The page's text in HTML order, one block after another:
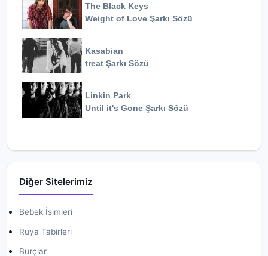
The Black Keys
Weight of Love Şarkı Sözü
Kasabian
treat Şarkı Sözü
Linkin Park
Until it's Gone Şarkı Sözü
Diğer Sitelerimiz
Bebek İsimleri
Rüya Tabirleri
Burçlar